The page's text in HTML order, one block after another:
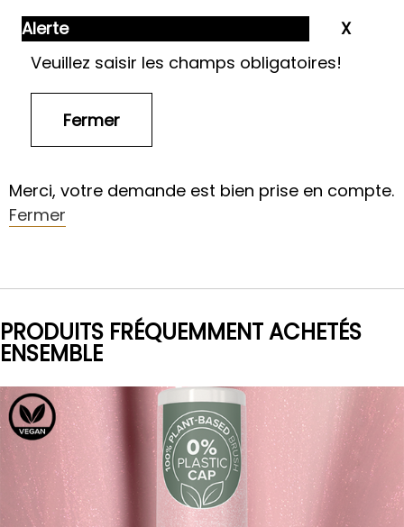
Alerte
Veuillez saisir les champs obligatoires!
Merci, votre demande est bien prise en compte.
Fermer
PRODUITS FRÉQUEMMENT ACHETÉS
ENSEMBLE